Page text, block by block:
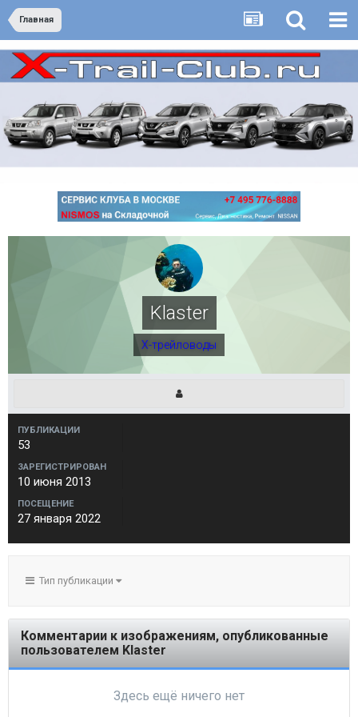
Главная
Klaster
Х-трейловоды
ПУБЛИКАЦИИ
53
ЗАРЕГИСТРИРОВАН
10 июня 2013
ПОСЕЩЕНИЕ
27 января 2022
Тип публикации
Комментарии к изображениям, опубликованные
пользователем Klaster
Здесь ещё ничего нет